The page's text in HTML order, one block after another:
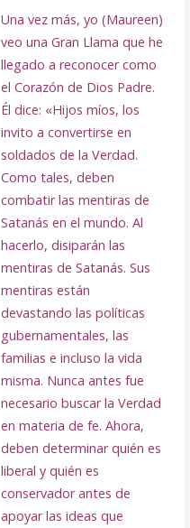
Una vez más, yo (Maureen)
veo una Gran Llama que he
llegado a reconocer como
el Corazón de Dios Padre.
Él dice: «Hijos míos, los
invito a convertirse en
soldados de la Verdad.
Como tales, deben
combatir las mentiras de
Satanás en el mundo. Al
hacerlo, disiparán las
mentiras de Satanás. Sus
mentiras están
devastando las políticas
gubernamentales, las
familias e incluso la vida
misma. Nunca antes fue
necesario buscar la Verdad
en materia de fe. Ahora,
deben determinar quién es
liberal y quién es
conservador antes de
apoyar las ideas que